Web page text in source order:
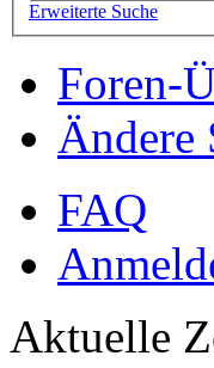
Erweiterte Suche
Foren-
Ändere
FAQ
Aktuelle